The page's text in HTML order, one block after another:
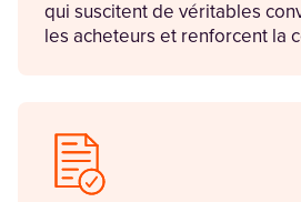
qui suscitent de véritables
les acheteurs et renforcent la